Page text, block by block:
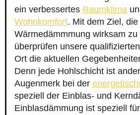
ein verbessertes Raumklima
Wohnkomfort. Mit dem Ziel, die
Wärmedämmmung wirksam zu
überprüfen unsere
Ort die aktuellen
Denn jede Hohlschicht ist
Augenmerk bei der
speziell der Einblas- und
Einblasdämmung ist speziell